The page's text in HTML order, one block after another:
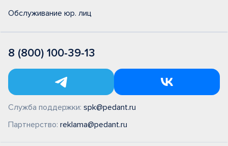
Обслуживание юр. лиц
8 (800) 100-39-13
Служба поддержки: spk@pedant.ru
Партнерство: reklama@pedant.ru